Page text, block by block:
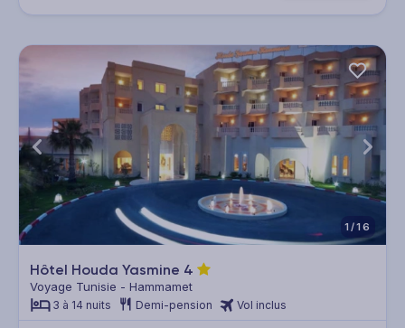
1/16
Hôtel Houda Yasmine 4
Voyage Tunisie - Hammamet
3 à 14 nuits Demi-pension Vol inclus